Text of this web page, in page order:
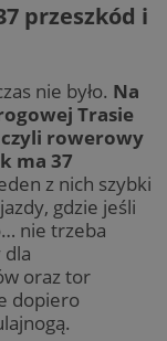
przeszkód i
nie było. Na
Trasie
rowerowy
ma 37
z nich szybki
gdzie jeśli
nie trzeba
dla
oraz tor
dopiero